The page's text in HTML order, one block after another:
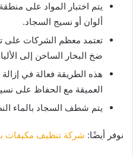
يتم اختبار المواد على
ألوان أو نسيج السجاد.
تعتمد معظم الشركات على
ضخ البخار الساخن إلى
هذه الطريقة فعالة في إزالة
العميقة مع الحفاظ على
يتم شطف السجاد بالماء
نوفر أيضًا: شركة تنظيف مكيفات